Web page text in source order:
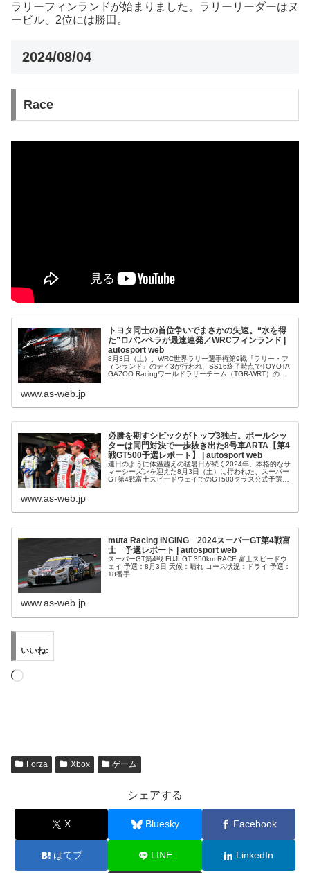
ラリーフィンランドが始まりました。ラリーリーダーはヌ
ービル、2位には勝田。
2024/08/04
Race
トヨタ同士の首位争いでまさかの失速。“水を得
た”ロバンペラが最速連発／WRCフィンランド |
autosport web
8月3日（土）、WRC世界ラリー選手権第9戦『ラリー・フ
ィンランド』のデイ3が行われ、SS16終了時点でTOYOTA
GAZOO Racingワールドラリーチーム（TGR-WRT）のカ
www.as-web.jp
必勝を期すシビックがトップ3独占。ポールシッ
ターは同門対決で一歩抜き出た8号車ARTA【第4
戦GT500予選レポート】 | autosport web
連日のように体温越えの猛暑日が続く2024年。本格的なサ
マーシーズンを迎えた8月3日（土）に行われた、スーパー
GT第4戦富士スピードウェイでのGT500クラス公式予選
www.as-web.jp
muta Racing INGING 2024スーパーGT第4戦富
士 予選レポート | autosport web
スーパーGT第4戦 FUJI GT 350km RACE 富士スピードウ
ェイ 予選：8月3日 天候：晴れ コース状況：ドライ 予選：
18番手
www.as-web.jp
いいね:
読
Forza Xbox ゲーム
シェアする
X Bluesky Facebook
はてブ LINE LinkedIn